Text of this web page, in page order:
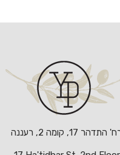
התדהר 17, קומה 2, רעננה